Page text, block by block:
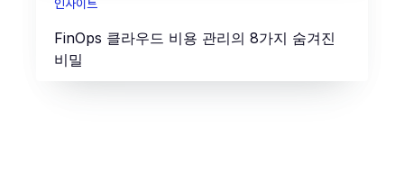
인사이트
FinOps 클라우드 비용 관리의 8가지 숨겨진
비밀